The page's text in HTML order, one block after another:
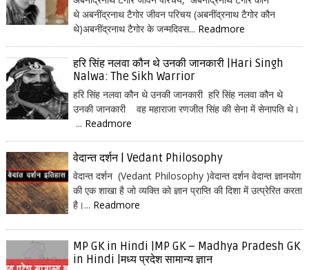
थे अबनींद्रनाथ टैगोर जीवन परिचय (अबनींद्रनाथ टैगोर कौन
थे)अबनींद्रनाथ टैगोर के जन्मदिवस... Readmore
हरि सिंह नलवा कौन थे उनकी जानकारी |Hari Singh
Nalwa: The Sikh Warrior
हरि सिंह नलवा कौन थे उनकी जानकारी हरि सिंह नलवा कौन थे
उनकी जानकारी वह महाराजा रणजीत सिंह की सेना में सेनापति थे।
... Readmore
वेदान्त दर्शन | Vedant Philosophy
वेदान्त दर्शन (Vedant Philosophy )वेदान्त दर्शन वेदान्त ज्ञानयोग
की एक शाखा है जो व्यक्ति को ज्ञान प्राप्ति की दिशा में उत्प्रेरित करता
है।... Readmore
MP GK in Hindi |MP GK – Madhya Pradesh GK
in Hindi |मध्य प्रदेश सामान्य ज्ञान